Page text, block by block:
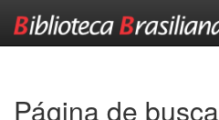
Página de busca